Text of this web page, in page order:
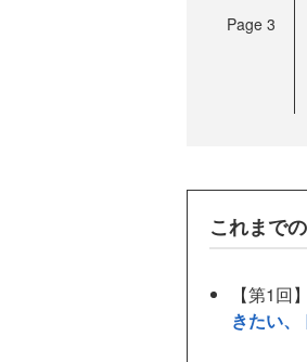
Page 3
これまで
【第1回
きたい